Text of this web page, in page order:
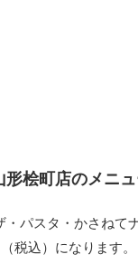
形桧町店のメニ
・パスタ・かさねて
税込）になります。